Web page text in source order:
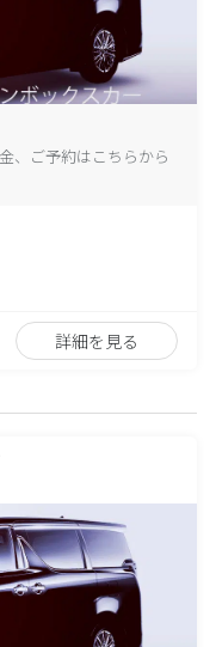
、ご予約はこちらから
詳細を見る